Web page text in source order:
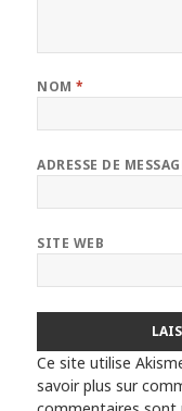
NOM*
ADRESSE DE
SITE WEB
Ce site utilise
savoir plus sur